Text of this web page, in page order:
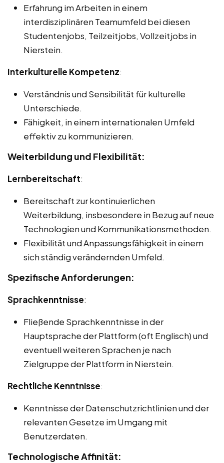
Erfahrung im Arbeiten in einem
interdisziplinären Teamumfeld bei diesen
Studentenjobs, Teilzeitjobs, Vollzeitjobs in
Nierstein.
Interkulturelle Kompetenz:
Verständnis und Sensibilität für kulturelle
Unterschiede.
Fähigkeit, in einem internationalen Umfeld
effektiv zu kommunizieren.
Weiterbildung und Flexibilität:
Lernbereitschaft:
Bereitschaft zur kontinuierlichen
Weiterbildung, insbesondere in Bezug auf neue
Technologien und Kommunikationsmethoden.
Flexibilität und Anpassungsfähigkeit in einem
sich ständig verändernden Umfeld.
Spezifische Anforderungen:
Sprachkenntnisse:
Fließende Sprachkenntnisse in der
Hauptsprache der Plattform (oft Englisch) und
eventuell weiteren Sprachen je nach
Zielgruppe der Plattform in Nierstein.
Rechtliche Kenntnisse:
Kenntnisse der Datenschutzrichtlinien und der
relevanten Gesetze im Umgang mit
Benutzerdaten.
Technologische Affinität: